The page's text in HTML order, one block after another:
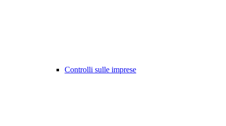
Controlli sulle imprese